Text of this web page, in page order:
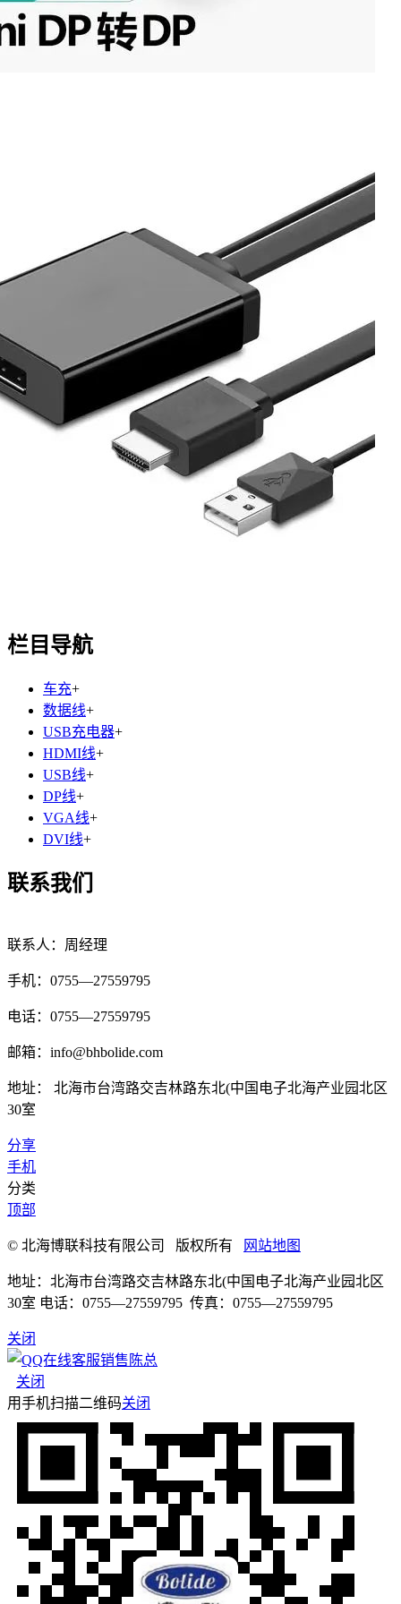
栏目导航
车充+
数据线+
USB充电器+
HDMI线+
USB线+
DP线+
VGA线+
DVI线+
联系我们
联系人：周经理
手机：0755—27559795
电话：0755—27559795
邮箱：info@bhbolide.com
地址： 北海市台湾路交吉林路东北(中国电子北海产业园北区
30室
分享
手机
分类
顶部
© 北海博联科技有限公司 版权所有 网站地图
地址：北海市台湾路交吉林路东北(中国电子北海产业园北区
30室 电话：0755—27559795 传真：0755—27559795
关闭
销售陈总
关闭
用手机扫描二维码关闭